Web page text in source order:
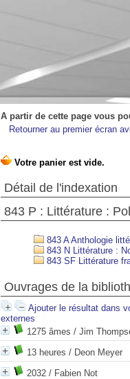
A partir de cette page vous
Retourner au premier écran
Détail de l'indexation
843 P : Littérature :
843 A Anthologie
843 N Littérature :
843 SF Littérature
Ouvrages de la
Ajouter le résultat dans
externes
1275 âmes / Jim
13 heures / Deon Meyer
2032 / Fabien Not